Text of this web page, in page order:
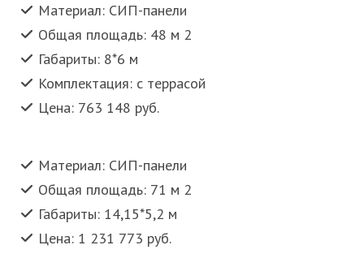
Материал: СИП-панели
Общая площадь: 48 м 2
Габариты: 8*6 м
Комплектация: с террасой
Цена: 763 148 руб.
Материал: СИП-панели
Общая площадь: 71 м 2
Габариты: 14,15*5,2 м
Цена: 1 231 773 руб.